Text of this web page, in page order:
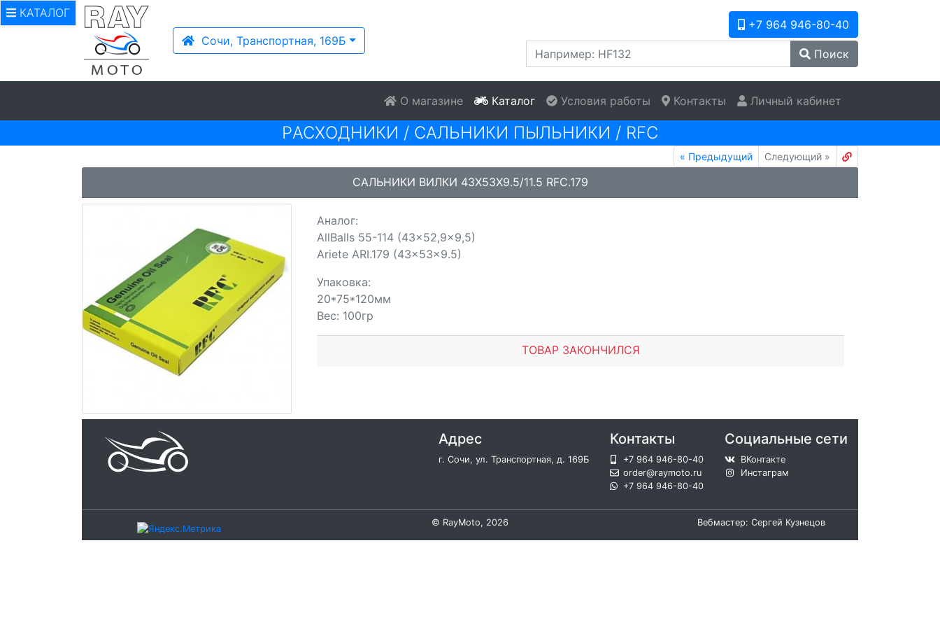
Сочи, Транспортная, 169Б
+7 964 946-80-40
Поиск
О магазине Каталог Условия работы Контакты Личный кабинет
КАТАЛОГ
PАСХОДНИКИ / САЛЬНИКИ ПЫЛЬНИКИ / RFC
« Предыдущий Следующий »
САЛЬНИКИ ВИЛКИ 43X53X9.5/11.5 RFC.179
Аналог:
AllBalls 55-114 (43x52,9x9,5)
Ariete ARI.179 (43x53x9.5)
Упаковка:
20*75*120мм
Вес: 100гр
ТОВАР ЗАКОНЧИЛСЯ
Адрес
г. Сочи, ул. Транспортная, д. 169Б
Контакты
+7 964 946-80-40
order@raymoto.ru
+7 964 946-80-40
Социальные сети
ВКонтакте
Инстаграм
© RayMoto, 2026 Вебмастер: Сергей Кузнецов